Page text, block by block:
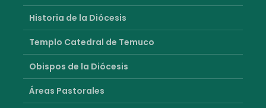
Historia de la Diócesis
Templo Catedral de Temuco
Obispos de la Diócesis
Áreas Pastorales